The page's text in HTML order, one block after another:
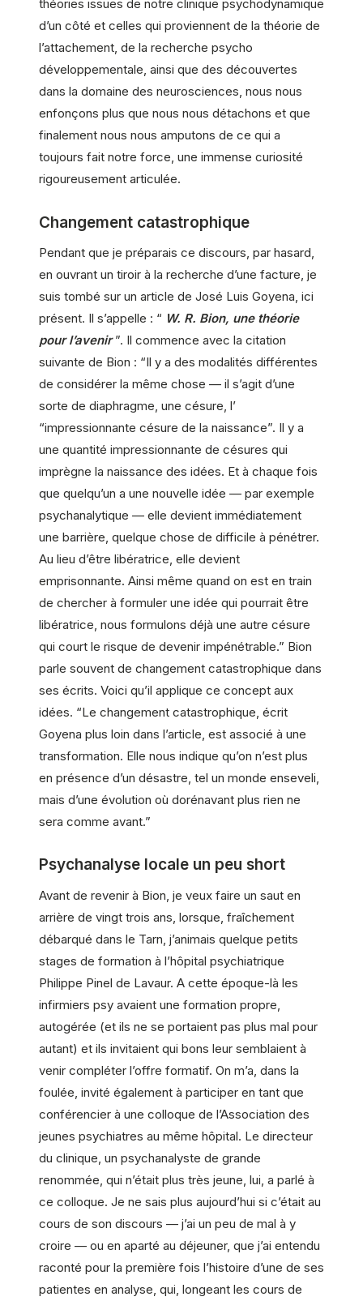
théories issues de notre clinique psychodynamique
d’un côté et celles qui proviennent de la théorie de
l’attachement, de la recherche psycho
développementale, ainsi que des découvertes
dans la domaine des neurosciences, nous nous
enfonçons plus que nous nous détachons et que
finalement nous nous amputons de ce qui a
toujours fait notre force, une immense curiosité
rigoureusement articulée.
Changement catastrophique
Pendant que je préparais ce discours, par hasard,
en ouvrant un tiroir à la recherche d’une facture, je
suis tombé sur un article de José Luis Goyena, ici
présent. Il s’appelle : “ W. R. Bion, une théorie
pour l’avenir ”. Il commence avec la citation
suivante de Bion : “Il y a des modalités différentes
de considérer la même chose — il s’agit d’une
sorte de diaphragme, une césure, l’
“impressionnante césure de la naissance”. Il y a
une quantité impressionnante de césures qui
imprègne la naissance des idées. Et à chaque fois
que quelqu’un a une nouvelle idée — par exemple
psychanalytique — elle devient immédiatement
une barrière, quelque chose de difficile à pénétrer.
Au lieu d’être libératrice, elle devient
emprisonnante. Ainsi même quand on est en train
de chercher à formuler une idée qui pourrait être
libératrice, nous formulons déjà une autre césure
qui court le risque de devenir impénétrable.” Bion
parle souvent de changement catastrophique dans
ses écrits. Voici qu’il applique ce concept aux
idées. “Le changement catastrophique, écrit
Goyena plus loin dans l’article, est associé à une
transformation. Elle nous indique qu’on n’est plus
en présence d’un désastre, tel un monde enseveli,
mais d’une évolution où dorénavant plus rien ne
sera comme avant.”
Psychanalyse locale un peu short
Avant de revenir à Bion, je veux faire un saut en
arrière de vingt trois ans, lorsque, fraîchement
débarqué dans le Tarn, j’animais quelque petits
stages de formation à l’hôpital psychiatrique
Philippe Pinel de Lavaur. A cette époque-là les
infirmiers psy avaient une formation propre,
autogérée (et ils ne se portaient pas plus mal pour
autant) et ils invitaient qui bons leur semblaient à
venir compléter l’offre formatif. On m’a, dans la
foulée, invité également à participer en tant que
conférencier à une colloque de l’Association des
jeunes psychiatres au même hôpital. Le directeur
du clinique, un psychanalyste de grande
renommée, qui n’était plus très jeune, lui, a parlé à
ce colloque. Je ne sais plus aujourd’hui si c’était au
cours de son discours — j’ai un peu de mal à y
croire — ou en aparté au déjeuner, que j’ai entendu
raconté pour la première fois l’histoire d’une de ses
patientes en analyse, qui, longeant les cours de